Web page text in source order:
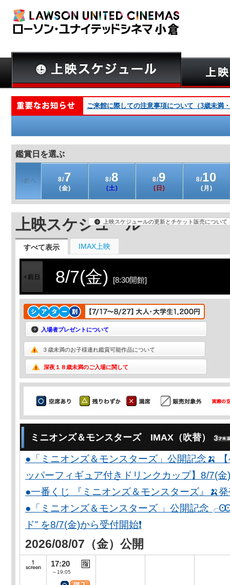
ご来館に際しての注意事項について（3歳未満
鑑賞日を選ぶ
8/7
(金)
8/8
(土)
8/9
(日)
8/10
(月)
上映スケジュール
すべて表示 IMAX上映
上映スケジュールの更新とチケット販売について
8/7(金) [8:30開館]
入場者プレゼントについて
３歳未満のお子様連れ鑑賞可能作品について
深夜１８歳未満のご入場に関して
ミニオンズ＆モンスターズ IMAX（吹替）
●「ミニオンズ＆モンスターズ」公開記念🍌
ッパーフィギュア付きドリンクカップ】8/7(金
●一番くじ 『ミニオンズ＆モンスターズ』🍌
●「ミニオンズ＆モンスターズ 」公開記念
ド” を8/7(金)から受付開始❗️
2026/08/07（金）公開
17:20
～19:05